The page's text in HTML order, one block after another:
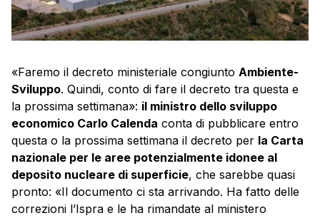
«Faremo il decreto ministeriale congiunto Ambiente-
Sviluppo. Quindi, conto di fare il decreto tra questa e
la prossima settimana»: il ministro dello sviluppo
economico Carlo Calenda conta di pubblicare entro
questa o la prossima settimana il decreto per la Carta
nazionale per le aree potenzialmente idonee al
deposito nucleare di superficie, che sarebbe quasi
pronto: «Il documento ci sta arrivando. Ha fatto delle
correzioni l’Ispra e le ha rimandate al ministero